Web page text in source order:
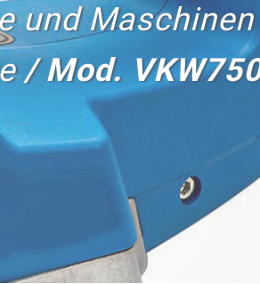
und Maschinen
/ Mod.